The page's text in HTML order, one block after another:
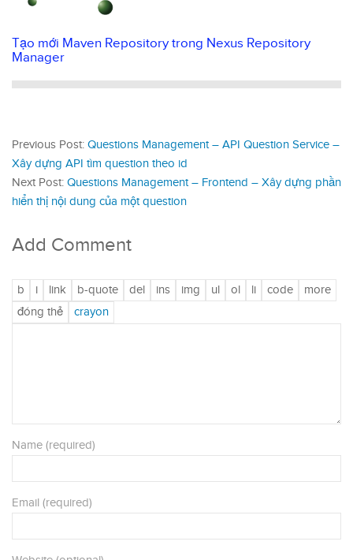
Tạo mới Maven Repository trong Nexus Repository
Manager
Previous Post: Questions Management – API Question Service –
Xây dựng API tìm question theo id
Next Post: Questions Management – Frontend – Xây dựng phần
hiển thị nội dung của một question
Add Comment
Name (required)
Email (required)